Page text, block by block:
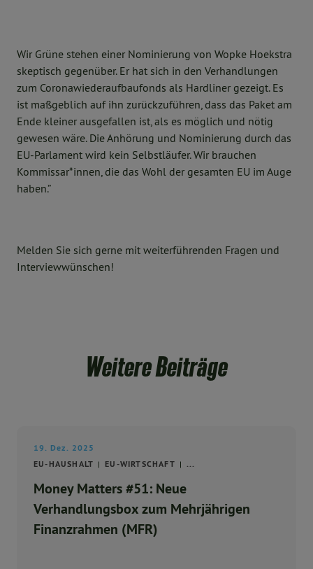
Wir Grüne stehen einer Nominierung von Wopke Hoekstra
skeptisch gegenüber. Er hat sich in den Verhandlungen
zum Coronawiederaufbaufonds als Hardliner gezeigt. Es
ist maßgeblich auf ihn zurückzuführen, dass das Paket am
Ende kleiner ausgefallen ist, als es möglich und nötig
gewesen wäre. Die Anhörung und Nominierung durch das
EU-Parlament wird kein Selbstläufer. Wir brauchen
Kommissar*innen, die das Wohl der gesamten EU im Auge
haben.”
Melden Sie sich gerne mit weiterführenden Fragen und
Interviewwünschen!
Weitere Beiträge
19. Dez. 2025
EU-HAUSHALT
EU-WIRTSCHAFT ...
Money Matters #51: Neue
Verhandlungsbox zum Mehrjährigen
Finanzrahmen (MFR)